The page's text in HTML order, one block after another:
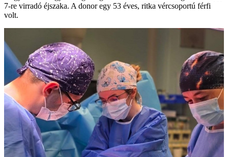
7-re virradó éjszaka. A donor egy 53 éves, ritka vércsoportú férfi
volt.